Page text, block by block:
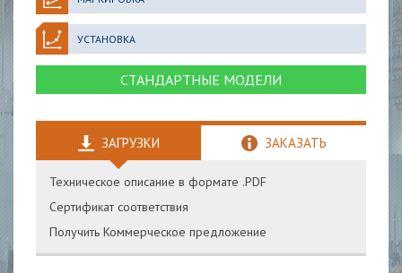
УСТАНОВКА
СТАНДАРТНЫЕ МОДЕЛИ
ЗАГРУЗКИ ЗАКАЗАТЬ
Техническое описание в формате .PDF
Сертификат соответствия
Получить Коммерческое предложение